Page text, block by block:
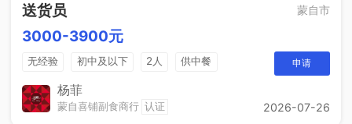
送货员 蒙自市
3000-3900元
无经验 初中及以下 2人 供中餐 申请
杨菲
蒙自喜铺副食商行 认证 2026-07-26